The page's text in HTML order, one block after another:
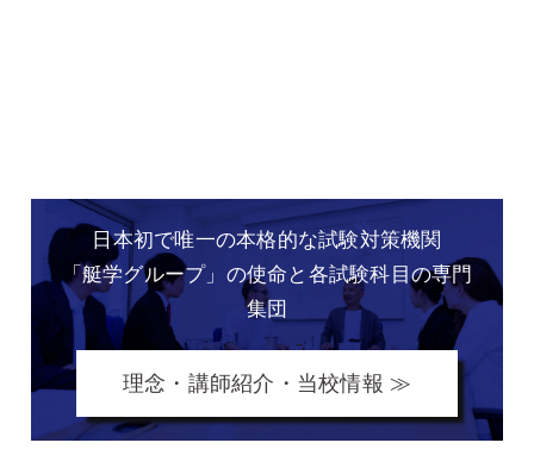
日本初で唯一の本格的な試験対策機関
「艇学グループ」の使命と各試験科目の専門
集団
理念・講師紹介・当校情報 ≫